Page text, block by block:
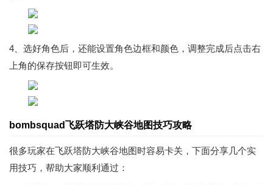
4、选好角色后，还能设置角色边框和颜色，调整完成后点击右
上角的保存按钮即可生效。
bombsquad飞跃塔防大峡谷地图技巧攻略
很多玩家在飞跃塔防大峡谷地图时容易卡关，下面分享几个实
用技巧，帮助大家顺利通过：